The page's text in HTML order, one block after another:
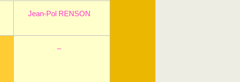
Jean-Pol RENSON
–